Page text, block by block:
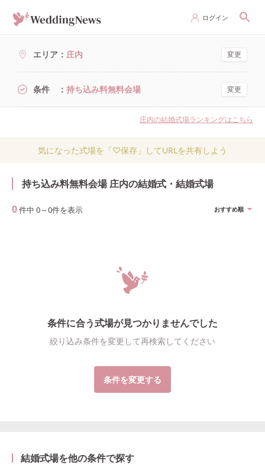
ログイン
エリア 庄内 変更
条件 持ち込み料無料会場 変更
庄内の結婚式場ランキングはこちら
気になった式場を「♡保存」してURLを共有しよう
持ち込み料無料会場 庄内の結婚式・結婚式場
0件中 0～0件を表示 おすすめ順
条件に合う式場が見つかりませんでした
絞り込み条件を変更して再検索してください
条件を変更する
結婚式場を他の条件で探す